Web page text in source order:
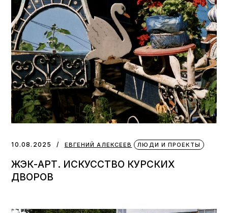
10.08.2025 ЕВГЕНИЙ АЛЕКСЕЕВ ЛЮДИ И ПРОЕКТЫ
ЖЭК-АРТ. ИСКУССТВО КУРСКИХ
ДВОРОВ